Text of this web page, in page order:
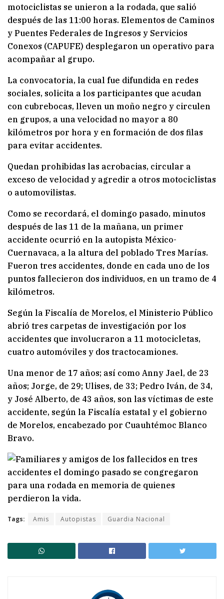
motociclistas se unieron a la rodada, que salió
después de las 11:00 horas. Elementos de Caminos
y Puentes Federales de Ingresos y Servicios
Conexos (CAPUFE) desplegaron un operativo para
acompañar al grupo.
La convocatoria, la cual fue difundida en redes
sociales, solicita a los participantes que acudan
con cubrebocas, lleven un moño negro y circulen
en grupos, a una velocidad no mayor a 80
kilómetros por hora y en formación de dos filas
para evitar accidentes.
Quedan prohibidas las acrobacias, circular a
exceso de velocidad y agredir a otros motociclistas
o automovilistas.
Como se recordará, el domingo pasado, minutos
después de las 11 de la mañana, un primer
accidente ocurrió en la autopista México-
Cuernavaca, a la altura del poblado Tres Marías.
Fueron tres accidentes, donde en cada uno de los
puntos fallecieron dos individuos, en un tramo de 4
kilómetros.
Según la Fiscalía de Morelos, el Ministerio Público
abrió tres carpetas de investigación por los
accidentes que involucraron a 11 motocicletas,
cuatro automóviles y dos tractocamiones.
Una menor de 17 años; así como Anny Jael, de 23
años; Jorge, de 29; Ulises, de 33; Pedro Iván, de 34,
y José Alberto, de 43 años, son las víctimas de este
accidente, según la Fiscalía estatal y el gobierno
de Morelos, encabezado por Cuauhtémoc Blanco
Bravo.
Tags: Amis Autopistas Guardia Nacional